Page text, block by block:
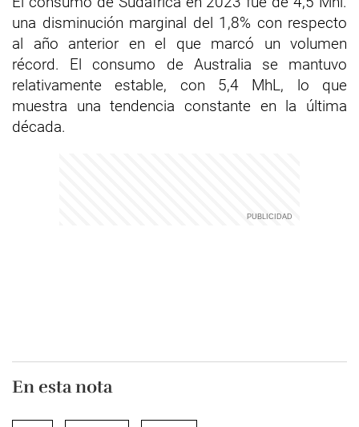
una disminución marginal del 1,8% con respecto
al año anterior en el que marcó un volumen
récord. El consumo de Australia se mantuvo
relativamente estable, con 5,4 MhL, lo que
muestra una tendencia constante en la última
década.
En esta nota